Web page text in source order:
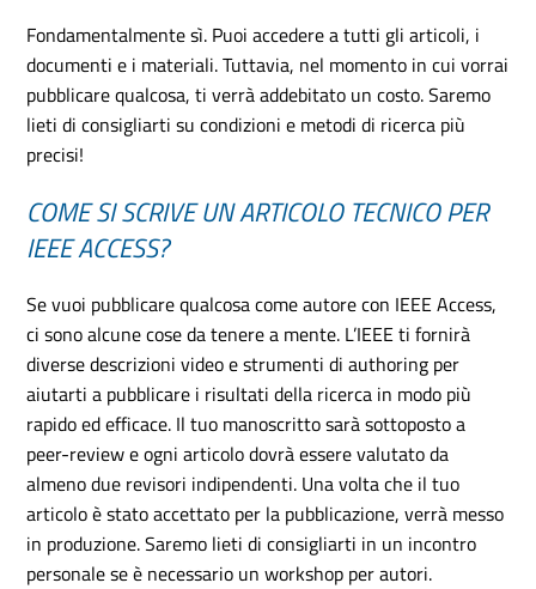
Fondamentalmente sì. Puoi accedere a tutti gli articoli, i
documenti e i materiali. Tuttavia, nel momento in cui vorrai
pubblicare qualcosa, ti verrà addebitato un costo. Saremo
lieti di consigliarti su condizioni e metodi di ricerca più
precisi!
COME SI SCRIVE UN ARTICOLO TECNICO PER
IEEE ACCESS?
Se vuoi pubblicare qualcosa come autore con IEEE Access,
ci sono alcune cose da tenere a mente. L’IEEE ti fornirà
diverse descrizioni video e strumenti di authoring per
aiutarti a pubblicare i risultati della ricerca in modo più
rapido ed efficace. Il tuo manoscritto sarà sottoposto a
peer-review e ogni articolo dovrà essere valutato da
almeno due revisori indipendenti. Una volta che il tuo
articolo è stato accettato per la pubblicazione, verrà messo
in produzione. Saremo lieti di consigliarti in un incontro
personale se è necessario un workshop per autori.